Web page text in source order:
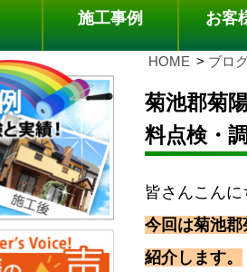
施工事例 お客
HOME ブロ
菊池郡菊
料点検・
皆さんこん
今回は菊池
紹介します。